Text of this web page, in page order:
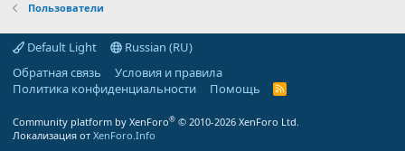
Пользователи
Default Light
Russian (RU)
Обратная связь
Условия и правила
Политика конфиденциальности
Помощь
R
Community platform by XenForo® © 2010-2026 XenForo Ltd.
Локализация от XenForo.Info